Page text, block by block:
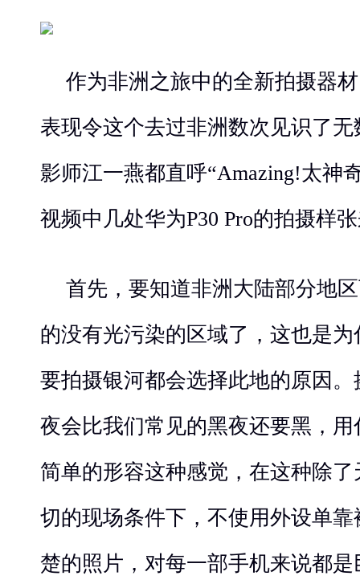
作为非洲之旅中的全新拍摄器
表现令这个去过非洲数次见识了
影师江一燕都直呼“Amazing!太神
视频中几处华为P30 Pro的拍摄样
首先，要知道非洲大陆部分地
的没有光污染的区域了，这也是
要拍摄银河都会选择此地的原因
夜会比我们常见的黑夜还要黑，
简单的形容这种感觉，在这种除
切的现场条件下，不使用外设单
楚的照片，对每一部手机来说都